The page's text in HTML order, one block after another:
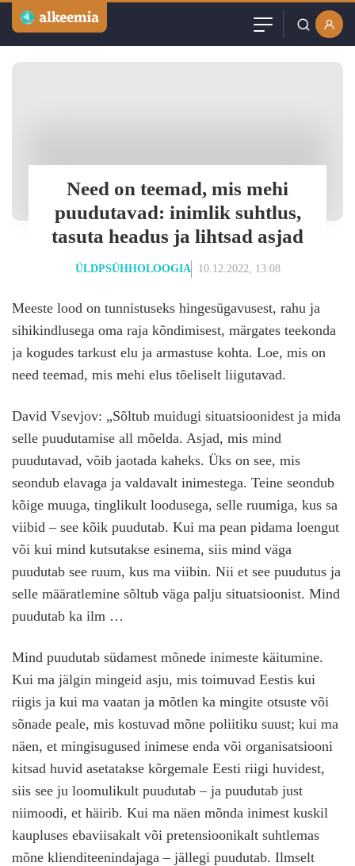
Artiklid
Veebinarid
Kuulutused
Sisuturundus
Jäta mind meelde
Loo tasuta konto
Need on teemad, mis mehi
puudutavad: inimlik suhtlus,
tasuta headus ja lihtsad asjad
ÜLDPSÜHHOLOOGIA 10.12.2022, 13:08
Meeste lood on tunnistuseks hingesügavusest, rahu ja
sihikindlusega oma raja kõndimisest, märgates teekonda
ja kogudes tarkust elu ja armastuse kohta. Loe, mis on
need teemad, mis mehi elus tõeliselt liigutavad.
David Vsevjov: „Sõltub muidugi situatsioonidest ja mida
selle puudutamise all mõelda. Asjad, mis mind
puudutavad, võib jaotada kaheks. Üks on see, mis
seondub elavaga ja valdavalt inimestega. Teine seondub
kõige muuga, tinglikult loodusega, selle ruumiga, kus sa
viibid – see kõik puudutab. Kui ma pean pidama loengut
või kui mind kutsutakse esinema, siis mind väga
puudutab see ruum, kus ma viibin. Nii et see puudutus ja
selle määratlemine sõltub väga palju situatsioonist. Mind
puudutab ka ilm …
Mind puudutab südamest mõnede inimeste käitumine.
Kui ma jälgin mingeid asju, mis toimuvad Eestis kui
riigis ja kui ma vaatan ja mõtlen ka mingite otsuste või
sõnade peale, mis kostuvad mõne poliitiku suust; kui ma
näen, et mingisugused inimese enda või organisatsiooni
kitsad huvid asetatakse kõrgemale Eesti riigi huvidest,
siis see ju loomulikult puudutab – ja puudutab just
niimoodi, et häirib. Kui ma näen mõnda inimest kuskil
kaupluses ebaviisakalt või pretensioonikalt suhtlemas
mõne klienditeenindajaga – jällegi puudutab. Ilmselt